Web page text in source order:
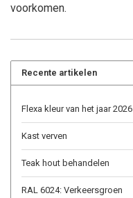
voorkomen.
Recente artikelen
Flexa kleur van het jaar 2026
Kast verven
Teak hout behandelen
RAL 6024: Verkeersgroen